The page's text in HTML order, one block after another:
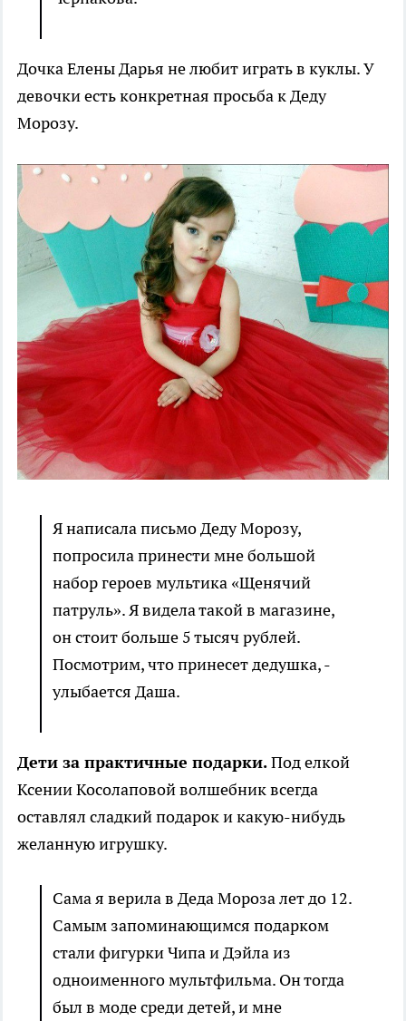
Дочка Елены Дарья не любит играть в куклы. У
девочки есть конкретная просьба к Деду
Морозу.
Я написала письмо Деду Морозу,
попросила принести мне большой
набор героев мультика «Щенячий
патруль». Я видела такой в магазине,
он стоит больше 5 тысяч рублей.
Посмотрим, что принесет дедушка, -
улыбается Даша.
Дети за практичные подарки.Под елкой
Ксении Косолаповой волшебник всегда
оставлял сладкий подарок и какую-нибудь
желанную игрушку.
Сама я верила в Деда Мороза лет до 12.
Самым запоминающимся подарком
стали фигурки Чипа и Дэйла из
одноименного мультфильма. Он тогда
был в моде среди детей, и мне